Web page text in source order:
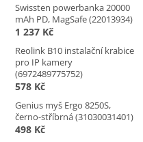
Swissten powerbanka 20000
mAh PD, MagSafe (22013934)
1 237 Kč
Reolink B10 instalační krabice
pro IP kamery
(6972489775752)
578 Kč
Genius myš Ergo 8250S,
černo-stříbrná (31030031401)
498 Kč